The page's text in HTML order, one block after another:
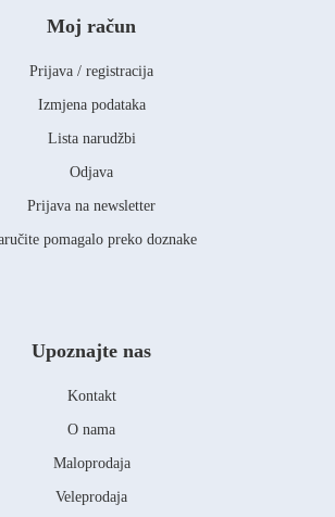
Moj račun
Prijava / registracija
Izmjena podataka
Lista narudžbi
Odjava
Prijava na newsletter
pomagalo preko doznake
Upoznajte nas
Kontakt
O nama
Maloprodaja
Veleprodaja